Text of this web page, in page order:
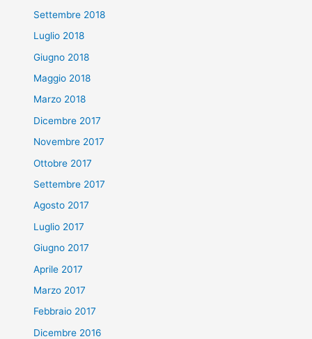
Settembre 2018
Luglio 2018
Giugno 2018
Maggio 2018
Marzo 2018
Dicembre 2017
Novembre 2017
Ottobre 2017
Settembre 2017
Agosto 2017
Luglio 2017
Giugno 2017
Aprile 2017
Marzo 2017
Febbraio 2017
Dicembre 2016